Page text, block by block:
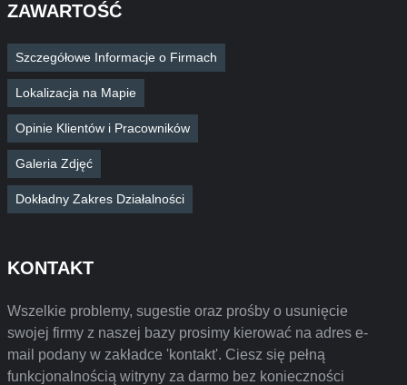
ZAWARTOŚĆ
Szczegółowe Informacje o Firmach
Lokalizacja na Mapie
Opinie Klientów i Pracowników
Galeria Zdjęć
Dokładny Zakres Działalności
KONTAKT
Wszelkie problemy, sugestie oraz prośby o usunięcie
swojej firmy z naszej bazy prosimy kierować na adres e-
mail podany w zakładce 'kontakt'. Ciesz się pełną
funkcjonalnością witryny za darmo bez konieczności